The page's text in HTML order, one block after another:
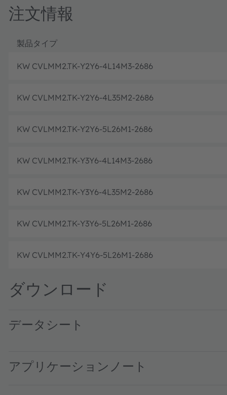
注文情報
製品タイプ
KW CVLMM2.TK-Y2Y6-4L14M3-2686
KW CVLMM2.TK-Y2Y6-4L35M2-2686
KW CVLMM2.TK-Y2Y6-5L26M1-2686
KW CVLMM2.TK-Y3Y6-4L14M3-2686
KW CVLMM2.TK-Y3Y6-4L35M2-2686
KW CVLMM2.TK-Y3Y6-5L26M1-2686
KW CVLMM2.TK-Y4Y6-5L26M1-2686
ダウンロード
データシート
アプリケーションノート